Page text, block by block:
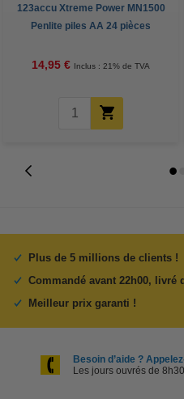
123accu Xtreme Power MN1500
Penlite piles AA 24 pièces
14,95 € Inclus : 21% de TVA
Plus de 5 millions de clients !
Commandé avant 22h00, livré
Meilleur prix garanti !
Besoin d’aide ?
Les jours ouvrés de